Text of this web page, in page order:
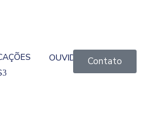
OUVIDORIAContato